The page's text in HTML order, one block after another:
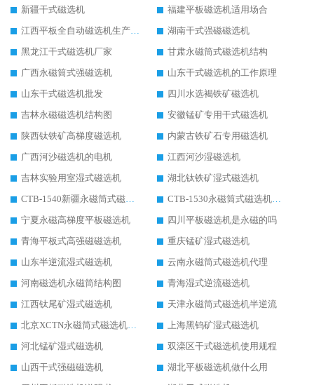
新疆干式磁选机
福建平板磁选机适用场合
江西平板全自动磁选机生产厂家
湖南干式强磁磁选机
黑龙江干式磁选机厂家
甘肃永磁筒式磁选机结构
广西永磁筒式强磁选机
山东干式磁选机的工作原理
山东干式磁选机批发
四川水选褐铁矿磁选机
吉林永磁磁选机结构图
安徽锰矿专用干式磁选机
陕西钛铁矿高梯度磁选机
内蒙古铁矿石专用磁选机
广西河沙磁选机的电机
江西河沙湿磁选机
吉林实验用室湿式磁选机
湖北钛铁矿湿式磁选机
CTB-1540新疆永磁筒式磁选机
CTB-1530永磁筒式磁选机代理商
宁夏永磁高梯度平板磁选机
四川平板磁选机是永磁的吗
青海平板式高强磁磁选机
重庆锰矿湿式磁选机
山东半逆流湿式磁选机
云南永磁筒式磁选机代理
河南磁选机永磁筒结构图
青海湿式逆流磁选机
江西钛尾矿湿式磁选机
天津永磁筒式磁选机半逆流
北京XCTN永磁筒式磁选机磁块位置
上海黑钨矿湿式磁选机
河北锰矿湿式磁选机
双滦区干式磁选机使用规程
山西干式强磁磁选机
湖北平板磁选机做什么用